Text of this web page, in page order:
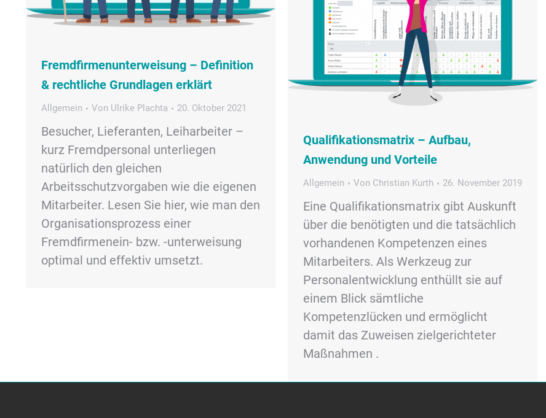
Fremdfirmen​unterweisung – Definition
& rechtliche Grundlagen erklärt
Allgemein Von Ulrike Plachta 20. Oktober 2021
Besucher, Lieferanten, Leiharbeiter –
kurz Fremdpersonal unterliegen
natürlich den gleichen
Arbeitsschutzvorgaben wie die eigenen
Mitarbeiter. Lesen Sie hier, wie man den
Organisationsprozess einer
Fremdfirmenein- bzw. -unterweisung
optimal und effektiv umsetzt.
Qualifikationsmatrix – Aufbau,
Anwendung und Vorteile
Allgemein Von Christian Kurth 26. November 2019
Eine Qualifikationsmatrix gibt Auskunft
über die benötigten und die tatsächlich
vorhandenen Kompetenzen eines
Mitarbeiters. Als Werkzeug zur
Personalentwicklung enthüllt sie auf
einem Blick sämtliche
Kompetenzlücken und ermöglicht
damit das Zuweisen zielgerichteter
Maßnahmen .